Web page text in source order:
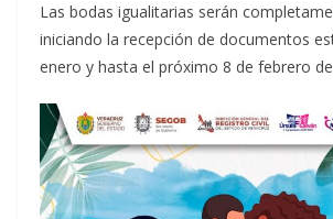
Las bodas igualitarias serán
iniciando la recepción de documentos
enero y hasta el próximo 8 de febrero